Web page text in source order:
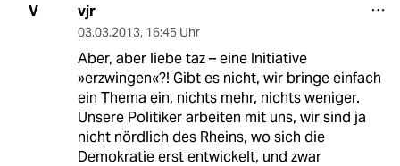
V vjr
03.03.2013, 16:45 Uhr
Aber, aber liebe taz – eine Initiative
»erzwingen«?! Gibt es nicht, wir bringe einfach
ein Thema ein, nichts mehr, nichts weniger.
Unsere Politiker arbeiten mit uns, wir sind ja
nicht nördlich des Rheins, wo sich die
Demokratie erst entwickelt, und zwar